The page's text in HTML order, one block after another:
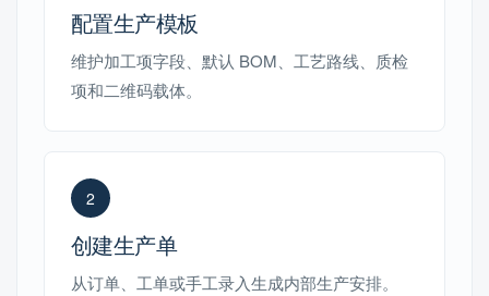
配置生产模板
维护加工项字段、默认 BOM、工艺路线、质检
项和二维码载体。
2
创建生产单
从订单、工单或手工录入生成内部生产安排。